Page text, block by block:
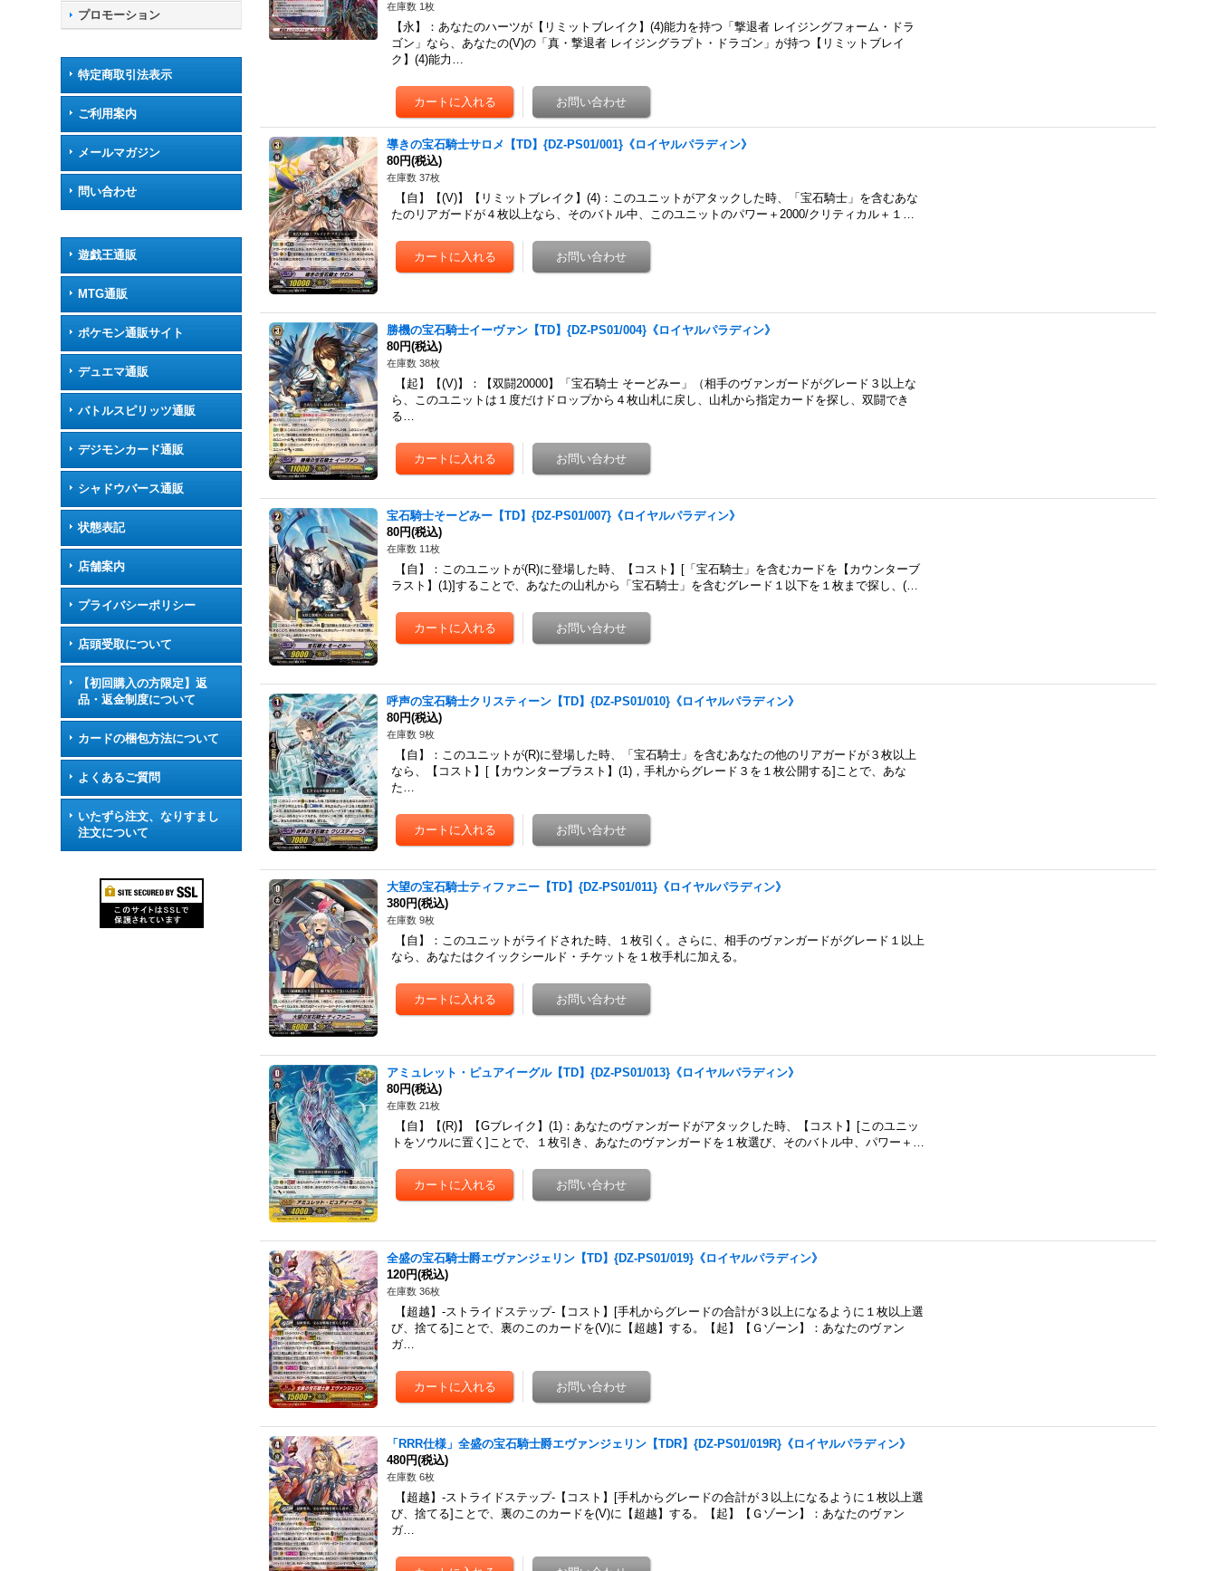
プロモーション
特定商取引法表示
ご利用案内
メールマガジン
問い合わせ
遊戯王通販
MTG通販
ポケモン通販サイト
デュエマ通販
バトルスピリッツ通販
デジモンカード通販
シャドウバース通販
状態表記
店舗案内
プライバシーポリシー
店頭受取について
【初回購入の方限定】返
品・返金制度について
カードの梱包方法について
よくあるご質問
いたずら注文、なりすまし
注文について
在庫数 1枚
【永】：あなたのハーツが【リミットブレイク】(4)能力を持つ「撃退者 レイジングフォーム・ドラ
ゴン」なら、あなたの(V)の「真・撃退者 レイジングラプト・ドラゴン」が持つ【リミットブレイ
ク】(4)能力…
導きの宝石騎士サロメ【TD】{DZ-PS01/001}《ロイヤルパラディン》
80円(税込)
在庫数 37枚
【自】【(V)】【リミットブレイク】(4)：このユニットがアタックした時、「宝石騎士」を含むあな
たのリアガードが４枚以上なら、そのバトル中、このユニットのパワー＋2000/クリティカル＋１…
勝機の宝石騎士イーヴァン【TD】{DZ-PS01/004}《ロイヤルパラディン》
80円(税込)
在庫数 38枚
【起】【(V)】：【双闘20000】「宝石騎士 そーどみー」（相手のヴァンガードがグレード３以上な
ら、このユニットは１度だけドロップから４枚山札に戻し、山札から指定カードを探し、双闘でき
る…
宝石騎士そーどみー【TD】{DZ-PS01/007}《ロイヤルパラディン》
80円(税込)
在庫数 11枚
【自】：このユニットが(R)に登場した時、【コスト】[「宝石騎士」を含むカードを【カウンターブ
ラスト】(1)]することで、あなたの山札から「宝石騎士」を含むグレード１以下を１枚まで探し、(…
呼声の宝石騎士クリスティーン【TD】{DZ-PS01/010}《ロイヤルパラディン》
80円(税込)
在庫数 9枚
【自】：このユニットが(R)に登場した時、「宝石騎士」を含むあなたの他のリアガードが３枚以上
なら、【コスト】[【カウンターブラスト】(1)，手札からグレード３を１枚公開する]ことで、あな
た…
大望の宝石騎士ティファニー【TD】{DZ-PS01/011}《ロイヤルパラディン》
380円(税込)
在庫数 9枚
【自】：このユニットがライドされた時、１枚引く。さらに、相手のヴァンガードがグレード１以上
なら、あなたはクイックシールド・チケットを１枚手札に加える。
アミュレット・ピュアイーグル【TD】{DZ-PS01/013}《ロイヤルパラディン》
80円(税込)
在庫数 21枚
【自】【(R)】【Gブレイク】(1)：あなたのヴァンガードがアタックした時、【コスト】[このユニッ
トをソウルに置く]ことで、１枚引き、あなたのヴァンガードを１枚選び、そのバトル中、パワー＋…
全盛の宝石騎士爵エヴァンジェリン【TD】{DZ-PS01/019}《ロイヤルパラディン》
120円(税込)
在庫数 36枚
【超越】-ストライドステップ-【コスト】[手札からグレードの合計が３以上になるように１枚以上選
び、捨てる]ことで、裏のこのカードを(V)に【超越】する。【起】【Ｇゾーン】：あなたのヴァン
ガ…
「RRR仕様」全盛の宝石騎士爵エヴァンジェリン【TDR】{DZ-PS01/019R}《ロイヤルパラディン》
480円(税込)
在庫数 6枚
【超越】-ストライドステップ-【コスト】[手札からグレードの合計が３以上になるように１枚以上選
び、捨てる]ことで、裏のこのカードを(V)に【超越】する。【起】【Ｇゾーン】：あなたのヴァン
ガ…